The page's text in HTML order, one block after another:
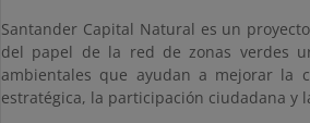
Santander Capital Natural es un
del papel de la red de zonas verdes
ambientales que ayudan a mejorar la
estratégica, la participación ciudadana y